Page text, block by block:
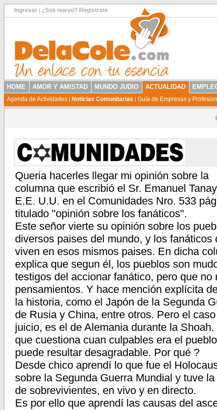
Ingresar ¿Sos nuevo? Registrate
HOME AMOR Y AMISTAD MUNDO JUDIO ACTUALIDAD
Agenda de Actividades | Noticias Comunitarias | Guía de Empresas y
Queria hacerles llegar mi opinión sobre la
columna que escribió el Sr. Emanuel
E.E. U.U. en el Comunidades Nro. 533
titulado "opinión sobre los fanáticos".
Este señor vierte su opinión sobre los
diversos paises del mundo, y los fanáticos
viven en esos mismos paises. En dicha
explica que segun él, los pueblos son
testigos del accionar fanático, pero que
pensamientos. Y hace mención explícita
la historia, como el Japón de la Segunda
de Rusia y China, entre otros. Pero el
juicio, es el de Alemania durante la
que cuestiona cuan culpables era el
puede resultar desagradable. Por qué ?
Desde chico aprendí lo que fue el
sobre la Segunda Guerra Mundial y tuve
de sobrevivientes, en vivo y en directo.
Es por ello que aprendí las causas del